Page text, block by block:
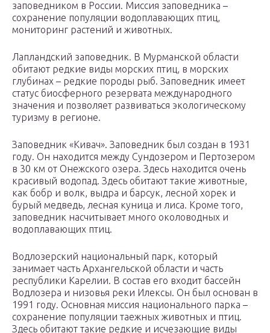
заповедником в России. Миссия заповедника –
сохранение популяции водоплавающих птиц,
мониторинг растений и животных.
Лапландский заповедник. В Мурманской области
обитают редкие виды морских птиц, в морских
глубинах – редкие породы рыб. Заповедник имеет
статус биосферного резервата международного
значения и позволяет развиваться экологическому
туризму в регионе.
Заповедник «Кивач». Заповедник был создан в 1931
году. Он находится между Сундозером и Пертозером
в 30 км от Онежского озера. Здесь находится очень
красивый водопад. Здесь обитают такие животные,
как бобр и волк, выдра и барсук, лесной хорек и
бурый медведь, лесная куница и лиса. Кроме того,
заповедник насчитывает много околоводных и
водоплавающих птиц.
Водлозерский национальный парк, который
занимает часть Архангельской области и часть
республики Карелии. В состав его входит бассейн
Водлозера и низовья реки Илексы. Он был основан в
1991 году. Основная миссия национального парка –
сохранение популяции таежных животных и птиц.
Здесь обитают такие редкие и исчезающие виды